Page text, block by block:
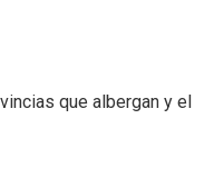
que albergan y el